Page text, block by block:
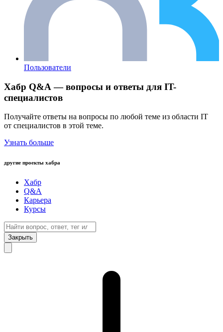
Пользователи
Хабр Q&A — вопросы и ответы для IT-
специалистов
Получайте ответы на вопросы по любой теме из области IT
от специалистов в этой теме.
Узнать больше
другие проекты хабра
Хабр
Q&A
Карьера
Курсы
Закрыть